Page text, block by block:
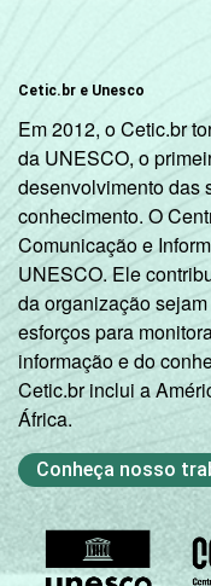
Cetic.br e Unesco
Em 2012, o Cetic.br
da UNESCO, o
desenvolvimento das
conhecimento. O
Comunicação e
UNESCO. Ele
da organização
esforços para
informação e do
Cetic.br inclui a
África.
Conheça nosso